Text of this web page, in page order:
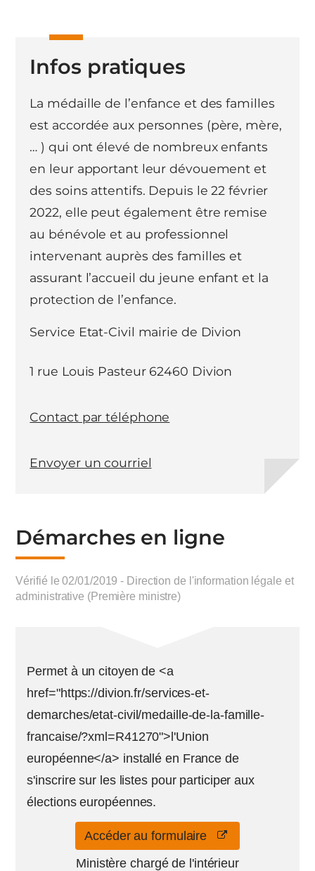
Démarches en ligne
Vérifié le 02/01/2019 - Direction de l'information légale et
administrative (Première ministre)
Permet à un citoyen de <a
href="https://divion.fr/services-et-
demarches/etat-civil/medaille-de-la-famille-
francaise/?xml=R41270">l'Union
européenne</a> installé en France de
s'inscrire sur les listes pour participer aux
élections européennes.
Accéder au formulaire
Ministère chargé de l'intérieur
Infos pratiques
La médaille de l’enfance et des familles
est accordée aux personnes (père, mère,
… ) qui ont élevé de nombreux enfants
en leur apportant leur dévouement et
des soins attentifs. Depuis le 22 février
2022, elle peut également être remise
au bénévole et au professionnel
intervenant auprès des familles et
assurant l’accueil du jeune enfant et la
protection de l’enfance.
Service Etat-Civil mairie de Divion
1 rue Louis Pasteur 62460 Divion
Contact par téléphone
Envoyer un courriel